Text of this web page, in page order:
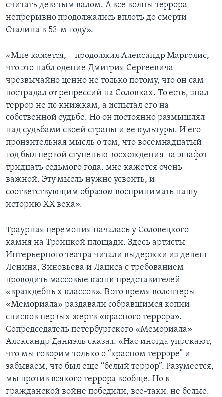
считать девятым валом. А все волны террора
непрерывно продолжались вплоть до смерти
Сталина в 53-м году».
«Мне кажется, – продолжил Александр Марголис, –
что это наблюдение Дмитрия Сергеевича
чрезвычайно ценно не только потому, что он сам
пострадал от репрессий на Соловках. То есть, знал
террор не по книжкам, а испытал его на
собственной судьбе. Но он постоянно размышлял
над судьбами своей страны и ее культуры. И его
пронзительная мысль о том, что восемнадцатый
год был первой ступенью восхождения на эшафот
тридцать седьмого года, мне кажется очень
важной. Эту мысль нужно усвоить, и
соответствующим образом воспринимать нашу
историю ХХ века».
Траурная церемония началась у Соловецкого
камня на Троицкой площади. Здесь артисты
Интерьерного театра читали выдержки из депеш
Ленина, Зиновьева и Лациса с требованием
проводить массовые казни представителей
«враждебных классов». В это время волонтеры
«Мемориала» раздавали собравшимся копии
списков первых жертв «красного террора».
Сопредседатель петербургского «Мемориала»
Александр Даниэль сказал: «Нас иногда упрекают,
что мы говорим только о “красном терроре” и
забываем, что был еще “белый террор”. Разумеется,
мы против всякого террора вообще. Но в
гражданской войне победили, все-таки, не белые.